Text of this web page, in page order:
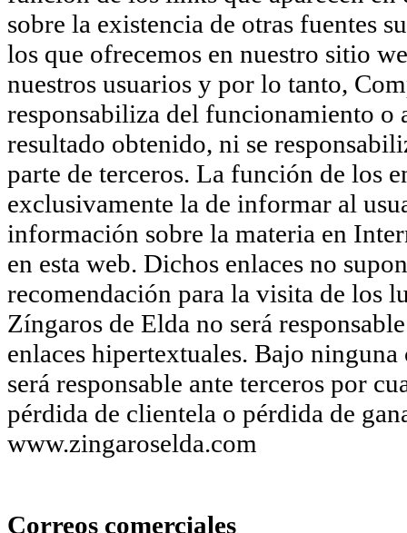
sobre la existencia de otras fuentes
los que ofrecemos en nuestro sitio
nuestros usuarios y por lo tanto,
responsabiliza del funcionamiento o
resultado obtenido, ni se
parte de terceros. La función de los
exclusivamente la de informar al
información sobre la materia en
en esta web. Dichos enlaces no
recomendación para la visita de los
Zíngaros de Elda no será
enlaces hipertextuales. Bajo
será responsable ante terceros por
pérdida de clientela o pérdida de
www.zingaroselda.com
Correos comerciales